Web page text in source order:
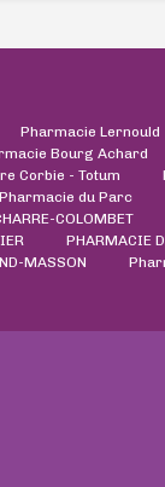
Pharmacie Lernould
Bourg Achard
Corbie - Totum
Pharmacie du Parc
COLOMBET
PHARMACIE
MASSON